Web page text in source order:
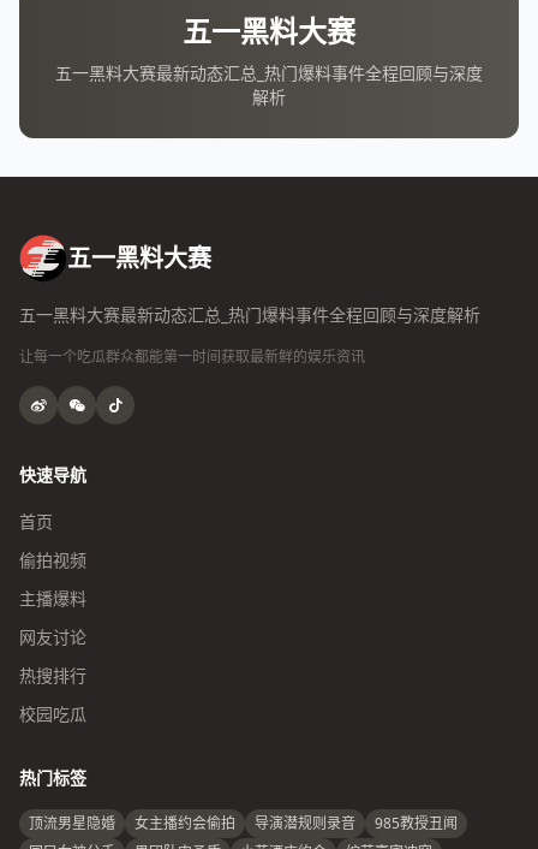
五一黑料大赛
五一黑料大赛最新动态汇总_热门爆料事件全程回顾与深度
解析
五一黑料大赛
五一黑料大赛最新动态汇总_热门爆料事件全程回顾与深度解析
让每一个吃瓜群众都能第一时间获取最新鲜的娱乐资讯
快速导航
首页
偷拍视频
主播爆料
网友讨论
热搜排行
校园吃瓜
热门标签
顶流男星隐婚 女主播约会偷拍 导演潜规则录音
985教授丑闻